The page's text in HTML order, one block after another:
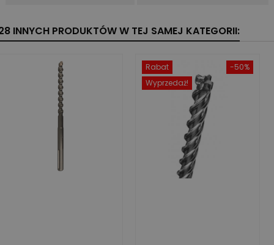
INNYCH PRODUKTÓW W TEJ SAMEJ KATEGORII:
-50%
Rabat
Wyprzedaż!